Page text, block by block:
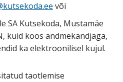
või
SA Kutsekoda, Mustamäe
kuid koos andmekandjaga,
ka elektroonilisel kujul.
taotlemise